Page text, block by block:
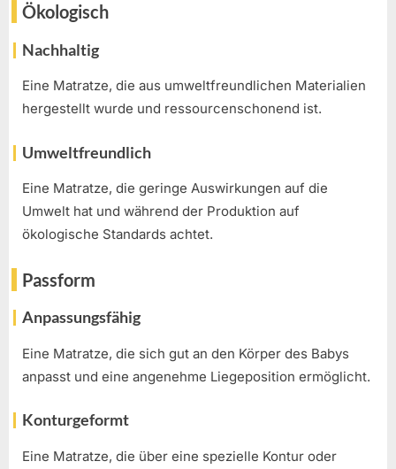
Ökologisch
Nachhaltig
Eine Matratze, die aus umweltfreundlichen Materialien
hergestellt wurde und ressourcenschonend ist.
Umweltfreundlich
Eine Matratze, die geringe Auswirkungen auf die
Umwelt hat und während der Produktion auf
ökologische Standards achtet.
Passform
Anpassungsfähig
Eine Matratze, die sich gut an den Körper des Babys
anpasst und eine angenehme Liegeposition ermöglicht.
Konturgeformt
Eine Matratze, die über eine spezielle Kontur oder